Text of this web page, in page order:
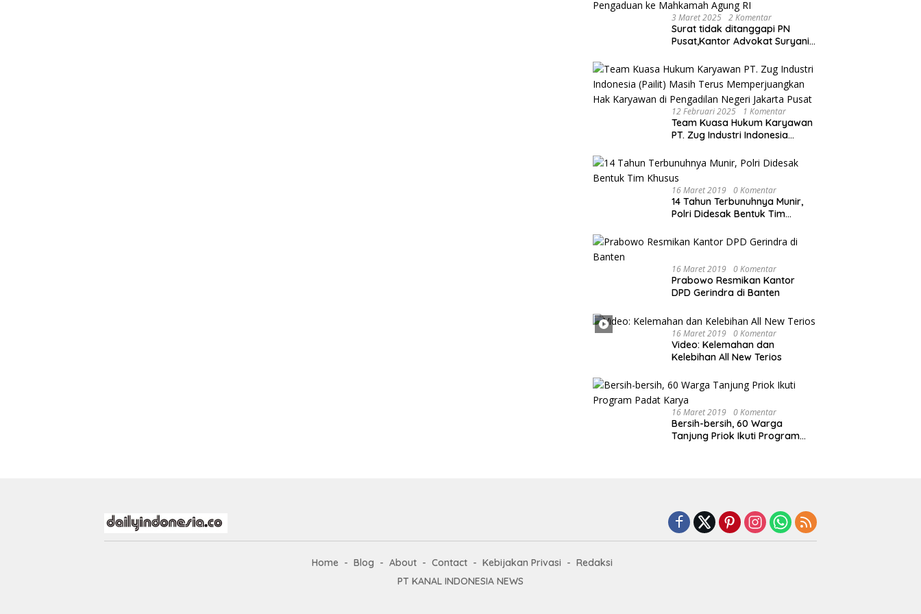
3 Maret 2025 2 Komentar
Surat tidak ditanggapi PN
Pusat,Kantor Advokat Suryani
Pengaduan ke Mahkamah
Agung RI
12 Februari 2025 1 Komentar
Team Kuasa Hukum Karyawan
PT. Zug Industri Indonesia
Memperjuangkan Hak
Karyawan di Pengadilan Negeri
Jakarta Pusat
16 Maret 2019 0 Komentar
14 Tahun Terbunuhnya Munir,
Polri Didesak Bentuk Tim
16 Maret 2019 0 Komentar
Prabowo Resmikan Kantor
DPD Gerindra di Banten
16 Maret 2019 0 Komentar
Video: Kelemahan dan
Kelebihan All New Terios
16 Maret 2019 0 Komentar
Bersih-bersih, 60 Warga
Tanjung Priok Ikuti Program
Home Blog About Contact Kebijakan Privasi
Redaksi
PT KANAL INDONESIA NEWS